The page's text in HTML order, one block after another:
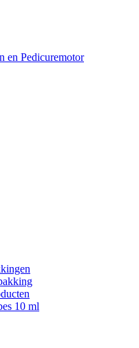
en Pedicuremotor
10 ml